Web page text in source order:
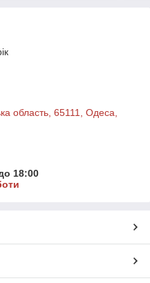
область, 65111, Одеса,
18:00